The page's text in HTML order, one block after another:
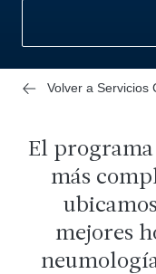
Volver a Servicios
El
más
mejores